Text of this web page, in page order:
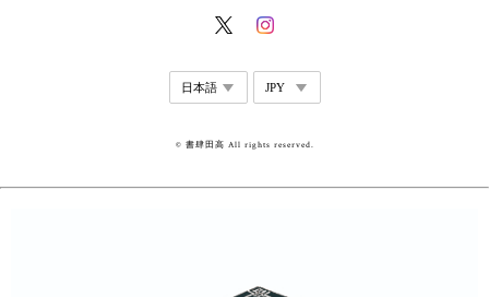
© 書肆田高 All rights reserved.